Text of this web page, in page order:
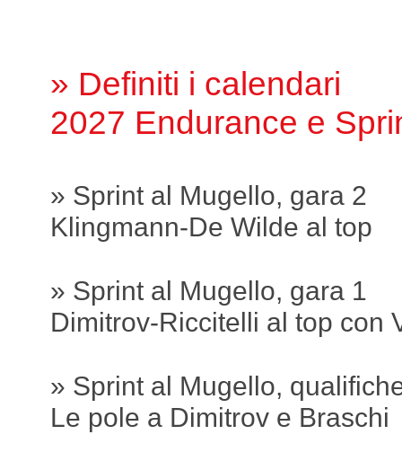
» Definiti i calendari
2027 Endurance e
» Sprint al Mugello, gara 2
Klingmann-De Wilde al top
» Sprint al Mugello, gara 1
Dimitrov-Riccitelli al top con
» Sprint al Mugello,
Le pole a Dimitrov e Braschi